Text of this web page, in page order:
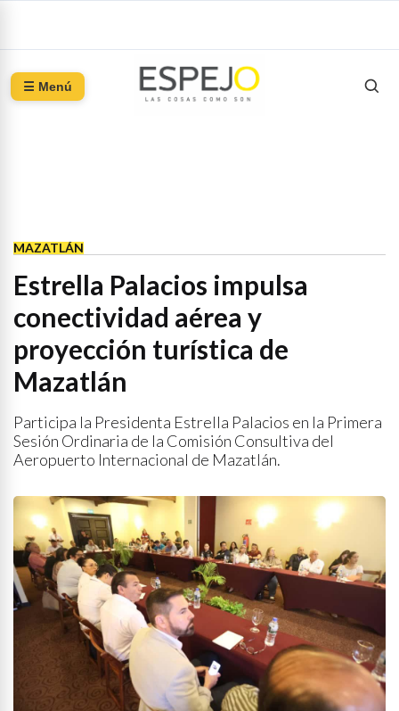
☰ Menú
MAZATLÁN
Estrella Palacios impulsa
conectividad aérea y
proyección turística de
Mazatlán
Participa la Presidenta Estrella Palacios en la Primera
Sesión Ordinaria de la Comisión Consultiva del
Aeropuerto Internacional de Mazatlán.